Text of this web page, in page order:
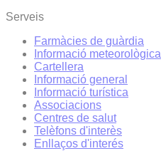
Serveis
Farmàcies de guàrdia
Informació meteorològica
Cartellera
Informació general
Informació turística
Associacions
Centres de salut
Telèfons d'interès
Enllaços d'interés